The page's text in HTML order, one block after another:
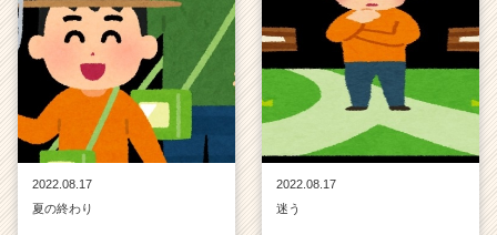
2022.08.17
夏の終わり
2022.08.17
迷う